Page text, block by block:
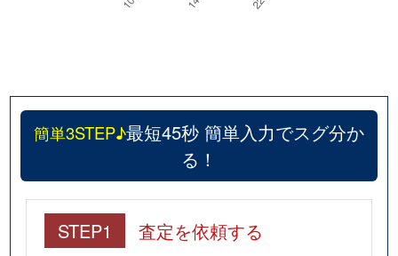
簡単3STEP♪最短45秒 簡単入力でスグ分か
る！
STEP1 査定を依頼する